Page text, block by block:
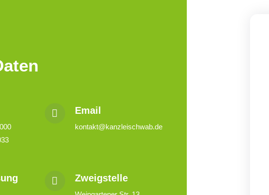
Email
kontakt@kanzleischwab.de
Zweigstelle